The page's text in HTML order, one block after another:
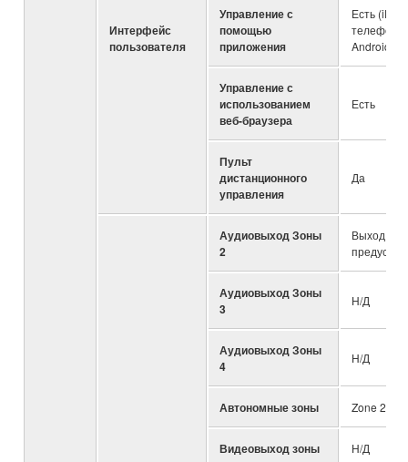
Интерфейс
пользователя
Управление с
помощью
приложения
Есть
телефон/
Android)
Управление с
использованием
веб-браузера
Есть
Пульт
дистанционного
управления
Да
Аудиовыход Зоны
2
Выход
Аудиовыход Зоны
3
Н/Д
Аудиовыход Зоны
4
Н/Д
Автономные зоны Zone 2
Видеовыход зоны Н/Д